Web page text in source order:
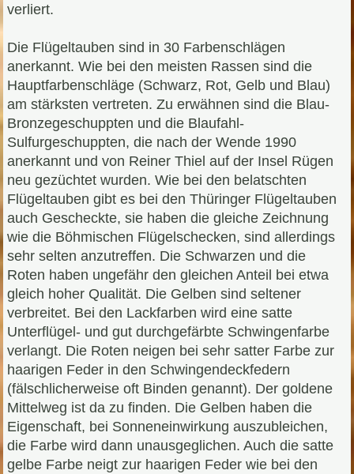
verliert.
Die Flügeltauben sind in 30 Farbenschlägen
anerkannt. Wie bei den meisten Rassen sind die
Hauptfarbenschläge (Schwarz, Rot, Gelb und Blau)
am stärksten vertreten. Zu erwähnen sind die Blau-
Bronzegeschuppten und die Blaufahl-
Sulfurgeschuppten, die nach der Wende 1990
anerkannt und von Reiner Thiel auf der Insel Rügen
neu gezüchtet wurden. Wie bei den belatschten
Flügeltauben gibt es bei den Thüringer Flügeltauben
auch Gescheckte, sie haben die gleiche Zeichnung
wie die Böhmischen Flügelschecken, sind allerdings
sehr selten anzutreffen. Die Schwarzen und die
Roten haben ungefähr den gleichen Anteil bei etwa
gleich hoher Qualität. Die Gelben sind seltener
verbreitet. Bei den Lackfarben wird eine satte
Unterflügel- und gut durchgefärbte Schwingenfarbe
verlangt. Die Roten neigen bei sehr satter Farbe zur
haarigen Feder in den Schwingendeckfedern
(fälschlicherweise oft Binden genannt). Der goldene
Mittelweg ist da zu finden. Die Gelben haben die
Eigenschaft, bei Sonneneinwirkung auszubleichen,
die Farbe wird dann unausgeglichen. Auch die satte
gelbe Farbe neigt zur haarigen Feder wie bei den